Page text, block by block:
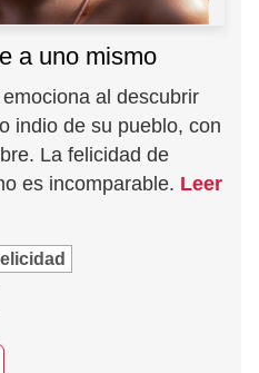
a uno mismo
al descubrir
indio de su pueblo, con
La felicidad de
es incomparable. Leer